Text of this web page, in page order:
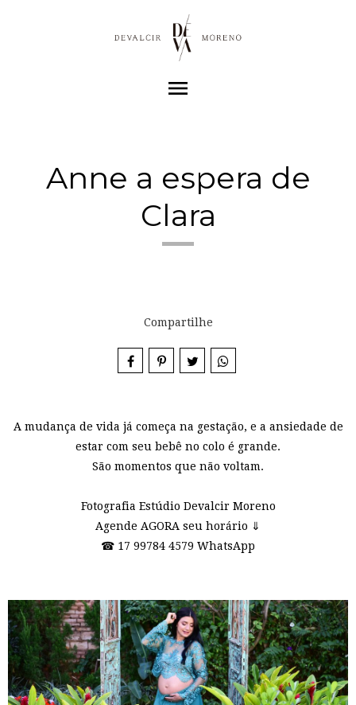
menu
Anne a espera de
Clara
Compartilhe
A mudança de vida já começa na gestação, e a ansiedade de
estar com seu bebê no colo é grande.
São momentos que não voltam.
Fotografia Estúdio Devalcir Moreno
Agende AGORA seu horário ⇓
☎ 17 99784 4579 WhatsApp